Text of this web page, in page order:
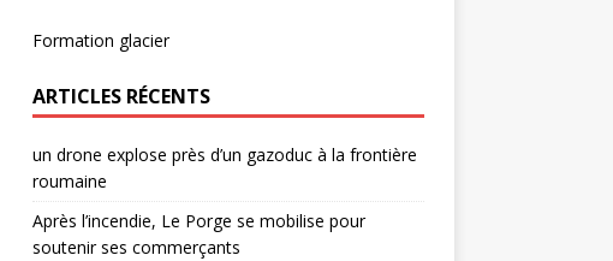
Formation glacier
ARTICLES RÉCENTS
un drone explose près d’un gazoduc à la frontière
roumaine
Après l’incendie, Le Porge se mobilise pour
soutenir ses commerçants